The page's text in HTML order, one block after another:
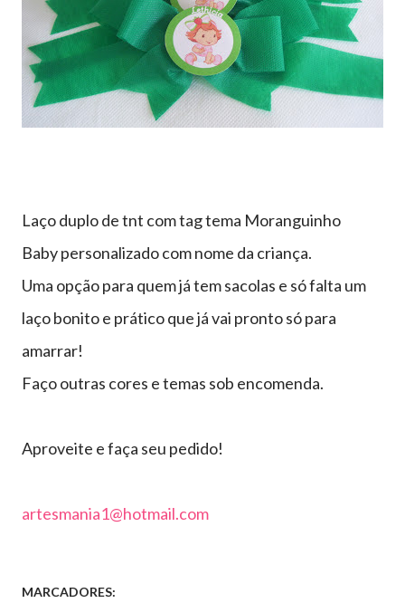
Laço duplo de tnt com tag tema Moranguinho
Baby personalizado com nome da criança.
Uma opção para quem já tem sacolas e só falta um
laço bonito e prático que já vai pronto só para
amarrar!
Faço outras cores e temas sob encomenda.
Aproveite e faça seu pedido!
artesmania1@hotmail.com
MARCADORES: